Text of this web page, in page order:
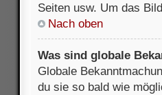
Seiten usw. Um das
Nach oben
Was sind globale
Globale
du sie so bald wie